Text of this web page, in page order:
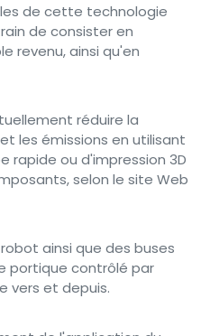
de cette technologie
de consister en
revenu, ainsi qu'en
réduire la
les émissions en utilisant
rapide ou d'impression 3D
selon le site Web
ainsi que des buses
portique contrôlé par
vers et depuis.